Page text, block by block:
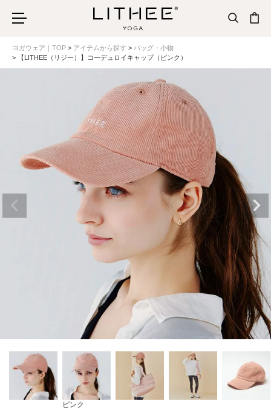
ヨガウェア｜TOP アイテムから探す
バッグ・小物
【LITHEE（リジー）】コーデュロイキャップ（ピンク）
ピンク